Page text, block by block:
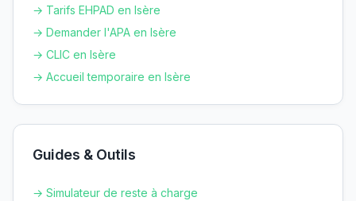
→ Tarifs EHPAD en Isère
→ Demander l'APA en Isère
→ CLIC en Isère
→ Accueil temporaire en Isère
Guides & Outils
→ Simulateur de reste à charge